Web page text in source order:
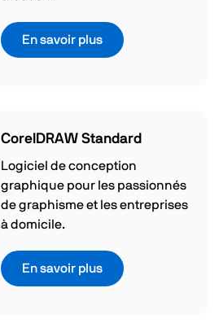
En savoir plus
CorelDRAW Standard
Logiciel de conception
graphique pour les passionnés
de graphisme et les entreprises
à domicile.
En savoir plus